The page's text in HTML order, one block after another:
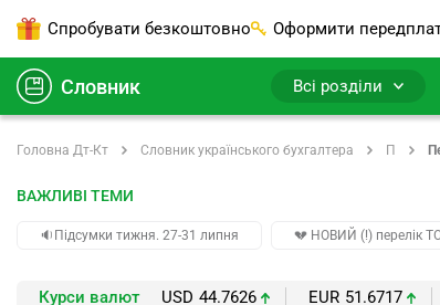
Спробувати безкоштовно Оформити
Словник Всі розділи
Головна Дт-Кт Словник українського бухгалтера П
ВАЖЛИВІ ТЕМИ
🔉Підсумки тижня. 27-31 липня 💔 НОВИЙ (!) перелік
Курси валют EUR 51.6717
USD 44.7626